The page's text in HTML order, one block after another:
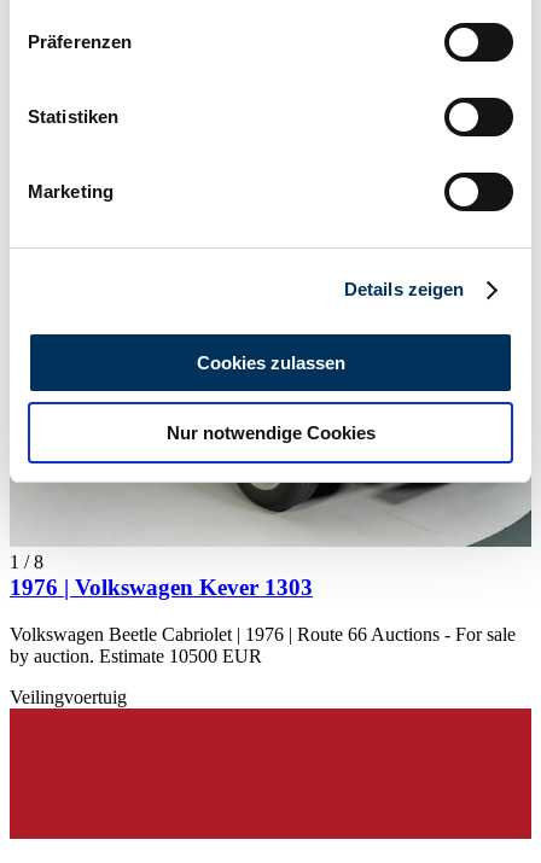
Informationen über Ihre geografische Lage
können
bestimmten Merkmalen (Fingerprinting) identifizieren
Erfahren Sie mehr darüber, wie Ihre persönlichen Daten
analysieren. Außerdem geben wir Informationen zu Ihrer
Verwendung unserer Website an unsere Partner für
soziale Medien, Werbung und Analysen weiter. Unsere
Partner führen diese Informationen möglicherweise mit
weiteren Daten zusammen, die Sie ihnen bereitgestellt
haben oder die sie im Rahmen Ihrer Nutzung der Dienste
gesammelt haben.Datenschutzerklärung
Präferenzen
Statistiken
Marketing
Details zeigen
Cookies zulassen
Nur notwendige Cookies
1 /8
1976 | Volkswagen Kever 1303
Volkswagen Beetle Cabriolet | 1976 | Route 66 Auctions - For sale
by auction. Estimate 10500 EUR
Veilingvoertuig